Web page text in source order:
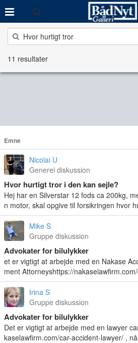
11 resultater
Emne
Nicolai U
Generel diskussion
Hvor hurtigt tror i den kan sejle?
Hej har en Silverstar 12 fods ca 200kg,
n motor, skal opgive til forsikringen hvor
Mike S
Gruppe diskussion
Advokater for bilulykker
et er vigtigt at arbejde med en Nakase
ment Attorneyshttps://
Irina S
Gruppe diskussion
Advokater for bilulykker
Det er vigtigt at arbejde med en lawyer
kaselawfirm.com/car-accident-lawyer/ ,